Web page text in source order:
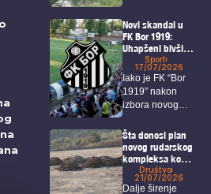
sloganom “Da
vratimo...
Novi skandal u
FK Bor 1919:
Uhapšeni bivši
predsednik,
sekretar i igrači
Sport
17/07/2026
Iako je FK “Bor
1919” nakon
izbora novog
Šta donosi plan
novog rudarskog
kompleksa kod
Bora i Zaječara?
Društvo
21/07/2026
Dalje širenje